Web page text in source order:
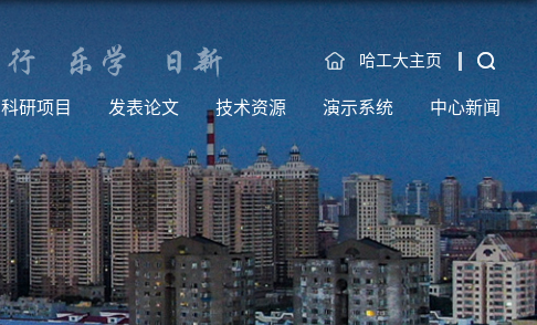
哈工大主页
科研项目 发表论文 技术资源 演示系统 中心新闻